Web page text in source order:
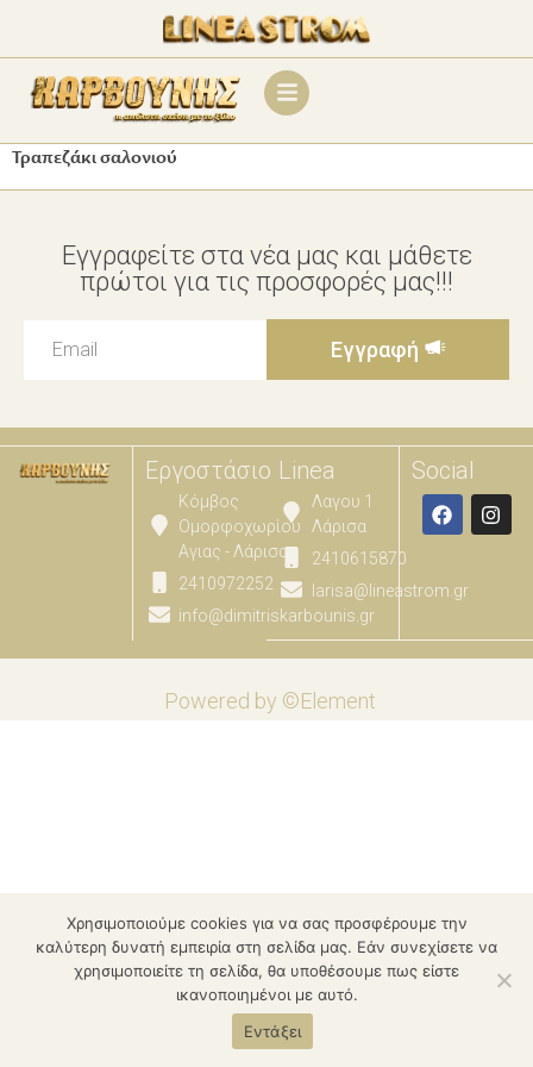
Τραπεζάκι σαλονιού
Εγγραφείτε στα νέα μας και μάθετε
πρώτοι για τις προσφορές μας!!!
Εγγραφή
Εργοστάσιο
Κόμβος
Ομορφοχωρίου
Αγιας - Λάρισας
2410972252
info@dimitriskarbounis.gr
Linea
Λαγου 1
Λάρισα
2410615870
larisa@lineastrom.gr
Social
Powered by ©Element
Χρησιμοποιούμε cookies για να σας προσφέρουμε την
καλύτερη δυνατή εμπειρία στη σελίδα μας. Εάν συνεχίσετε να
χρησιμοποιείτε τη σελίδα, θα υποθέσουμε πως είστε
ικανοποιημένοι με αυτό.
Εντάξει